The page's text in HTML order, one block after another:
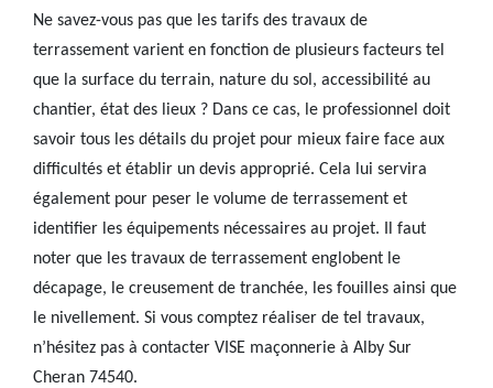
Ne savez-vous pas que les tarifs des travaux de
terrassement varient en fonction de plusieurs facteurs tel
que la surface du terrain, nature du sol, accessibilité au
chantier, état des lieux ? Dans ce cas, le professionnel doit
savoir tous les détails du projet pour mieux faire face aux
difficultés et établir un devis approprié. Cela lui servira
également pour peser le volume de terrassement et
identifier les équipements nécessaires au projet. Il faut
noter que les travaux de terrassement englobent le
décapage, le creusement de tranchée, les fouilles ainsi que
le nivellement. Si vous comptez réaliser de tel travaux,
n’hésitez pas à contacter VISE maçonnerie à Alby Sur
Cheran 74540.